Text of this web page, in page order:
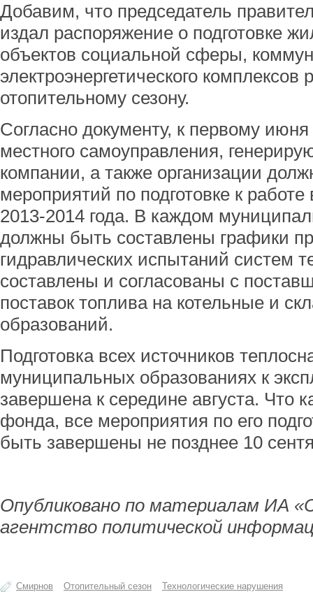
Добавим, что председатель
издал распоряжение о подготовке
объектов социальной сферы,
электроэнергетического
отопительному сезону.
Согласно документу, к первому июня
местного самоуправления,
компании, а также организации
мероприятий по подготовке к
2013-2014 года. В каждом
должны быть составлены графики
гидравлических испытаний систем
составлены и согласованы с
поставок топлива на котельные и
образований.
Подготовка всех источников
муниципальных образованиях к
завершена к середине августа. Что
фонда, все мероприятия по его
быть завершены не позднее 10
Опубликовано по материалам ИА
агентство политической
Смирнов Отопительный сезон Технологические нарушения